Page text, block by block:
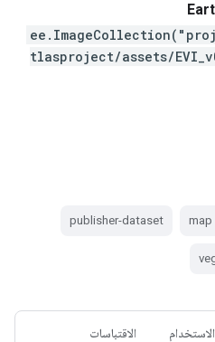
tlasproject/assets/
map
publisher-dataset
الاقتباسات